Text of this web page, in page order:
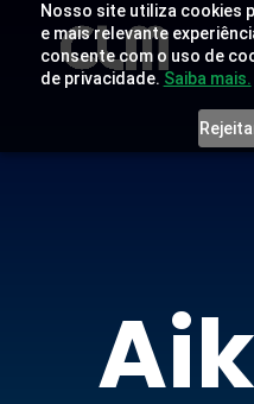
Nosso site utiliza cookies
e mais relevante
consente com o uso de
de privacidade. Saiba mais.